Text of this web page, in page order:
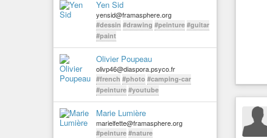
Yen Sid
yensid@framasphere.org
#dessin #drawing #peinture #guitar
#paint
Olivier Poupeau
olivp46@diaspora.psyco.fr
#french #photo #camping-car
#peinture #youtube
Marie Lumière
marielfette@framasphere.org
#peinture #nature